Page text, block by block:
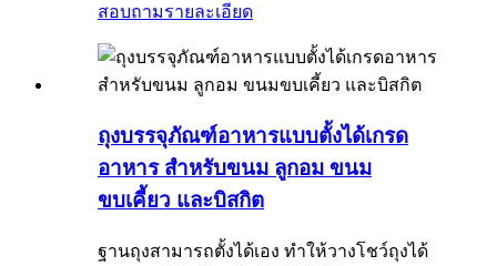
สอบถามรายละเอียด
ถุงบรรจุภัณฑ์อาหารแบบตั้งได้เกรด
อาหาร สำหรับขนม ลูกอม ขนม
ขบเคี้ยว และบิสกิต
ฐานถุงสามารถตั้งได้เอง ทำให้วางโชว์ถุงได้